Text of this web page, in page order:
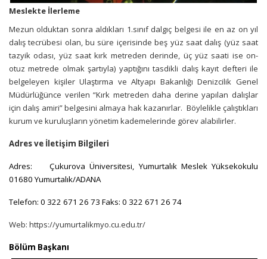
Meslekte İlerleme
Mezun olduktan sonra aldıkları 1.sınıf dalgıç belgesi ile en az on yıl
dalış tecrübesi olan, bu süre içerisinde beş yüz saat dalış (yüz saat
tazyik odası, yüz saat kırk metreden derinde, üç yüz saati ise on-
otuz metrede olmak şartıyla) yaptığını tasdikli dalış kayıt defteri ile
belgeleyen kişiler Ulaştırma ve Altyapı Bakanlığı Denizcilik Genel
Müdürlüğünce verilen “Kırk metreden daha derine yapılan dalışlar
için dalış amiri” belgesini almaya hak kazanırlar. Böylelikle çalıştıkları
kurum ve kuruluşların yönetim kademelerinde görev alabilirler.
Adres ve İletişim Bilgileri
Adres: Çukurova Üniversitesi, Yumurtalık Meslek Yüksekokulu
01680 Yumurtalık/ADANA
Telefon: 0 322 671 26 73 Faks: 0 322 671 26 74
Web: https://yumurtalikmyo.cu.edu.tr/
Bölüm Başkanı